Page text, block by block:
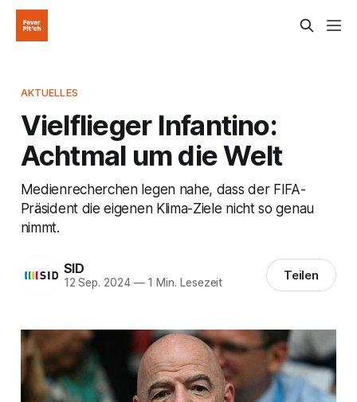
AKTUELLES
Vielflieger Infantino:
Achtmal um die Welt
Medienrecherchen legen nahe, dass der FIFA-
Präsident die eigenen Klima-Ziele nicht so genau
nimmt.
SID
12 Sep. 2024 —1 Min. Lesezeit Teilen